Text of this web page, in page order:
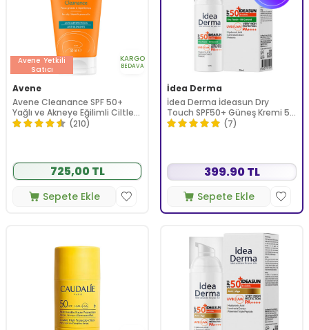
Avene Yetkili
Satıcı
KARGO
BEDAVA
Avene
Avene Cleanance SPF 50+
Yağlı ve Akneye Eğilimli Ciltler
İçin Güneş Kremi 50 ml
(210)
725,00 TL
Sepete Ekle
İdea Derma
İdea Derma İdeasun Dry
Touch SPF50+ Güneş Kremi 50
ml
(7)
399.90 TL
Sepete Ekle